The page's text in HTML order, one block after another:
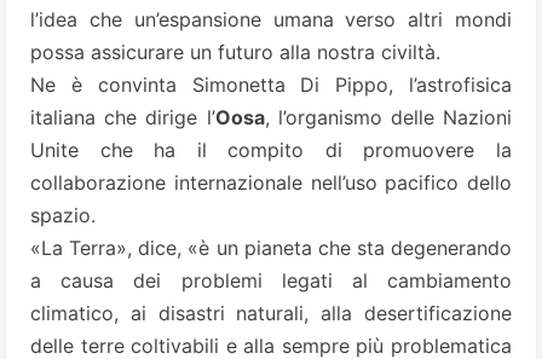
l’idea che un’espansione umana verso altri mondi
possa assicurare un futuro alla nostra civiltà.
Ne è convinta Simonetta Di Pippo, l’astrofisica
italiana che dirige l’Oosa, l’organismo delle Nazioni
Unite che ha il compito di promuovere la
collaborazione internazionale nell’uso pacifico dello
spazio.
«La Terra», dice, «è un pianeta che sta degenerando
a causa dei problemi legati al cambiamento
climatico, ai disastri naturali, alla desertificazione
delle terre coltivabili e alla sempre più problematica